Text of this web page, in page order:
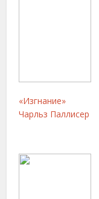
«Изгнание»
Чарльз Паллисер